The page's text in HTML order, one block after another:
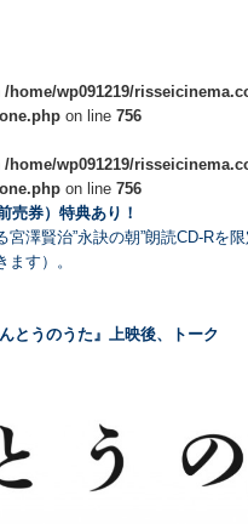
/home/wp091219/
on line 756
/home/wp091219/
on line 756
売券）特典あり！
澤賢治”永訣の朝”朗読CD-Rを
ます）。
とうのうた』上映後、トーク